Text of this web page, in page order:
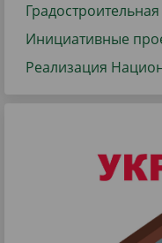
Инициативные
Реализация